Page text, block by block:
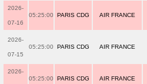
2026-
07-16
05:25:00 PARIS CDG AIR FRANCE
2026-
07-15
05:25:00 PARIS CDG AIR FRANCE
2026-
05:25:00 PARIS CDG AIR FRANCE